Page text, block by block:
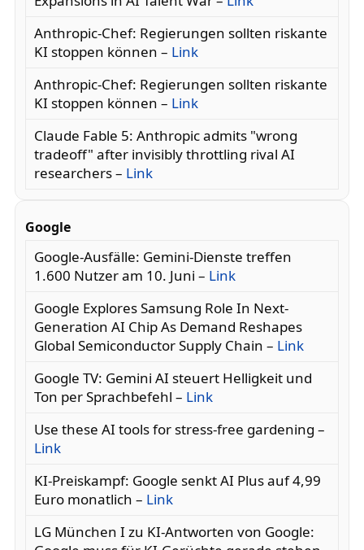
Anthropic-Chef: Regierungen sollten riskante
KI stoppen können – Link
Anthropic-Chef: Regierungen sollten riskante
KI stoppen können – Link
Claude Fable 5: Anthropic admits "wrong
tradeoff" after invisibly throttling rival AI
researchers – Link
Google
Google-Ausfälle: Gemini-Dienste treffen
1.600 Nutzer am 10. Juni – Link
Google Explores Samsung Role In Next-
Generation AI Chip As Demand Reshapes
Global Semiconductor Supply Chain – Link
Google TV: Gemini AI steuert Helligkeit und
Ton per Sprachbefehl – Link
Use these AI tools for stress-free gardening –
Link
KI-Preiskampf: Google senkt AI Plus auf 4,99
Euro monatlich – Link
LG München I zu KI-Antworten von Google: